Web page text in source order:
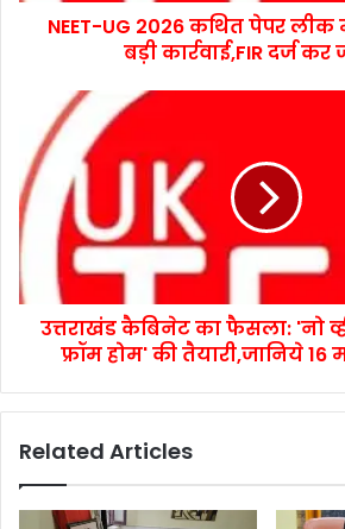
NEET-UG 2026 कथित पेपर
बड़ी कार्रवाई,FIR दर्ज
उत्तराखंड कैबिनेट का फैसला: 'नो
फ्रॉम होम' की तैयारी,जानिये 16
Related Articles